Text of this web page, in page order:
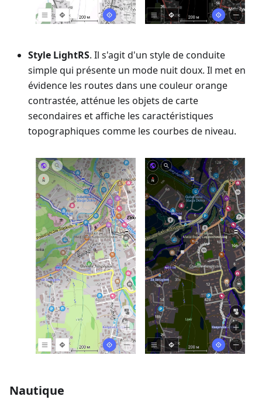
Style LightRS. Il s'agit d'un style de conduite
simple qui présente un mode nuit doux. Il met en
évidence les routes dans une couleur orange
contrastée, atténue les objets de carte
secondaires et affiche les caractéristiques
topographiques comme les courbes de niveau.
Nautique